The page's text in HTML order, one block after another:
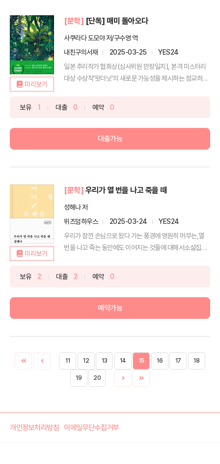
미리보기
[문학] [단독] 매미 돌아오다
사쿠라다 도모야 저/구수영 역
내친구의서재
2025-03-25
YES24
일본 추리작가 협회상(심사위원 만장일치), 본격 미스터리
대상 수상작‘왓더닛’의 새로운 가능성을 제시하는 정교하고
보유 1 대출 0 예약 0
대출가능
미리보기
[문학] 우리가 열 번을 나고 죽을 때
성해나 저
위즈덤하우스
2025-03-24
YES24
우리가 잠깐 손님으로 왔다 가는 풍경에 영원히 머무는,열
번을 나고 죽는 동안에도 이어지는 것들에 대해서소설집
보유 2 대출 2 예약 0
예약가능
11 12 13 14 15 16 17 18
19 20
개인정보처리방침 이메일무단수집거부